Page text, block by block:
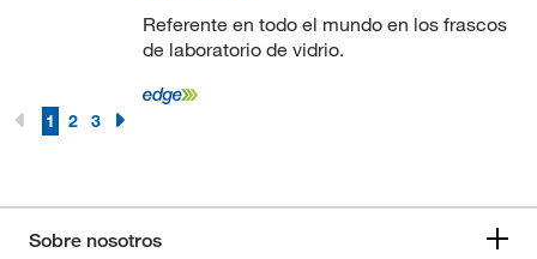
Referente en todo el mundo en los frascos
de laboratorio de vidrio.
1 2 3
Sobre nosotros